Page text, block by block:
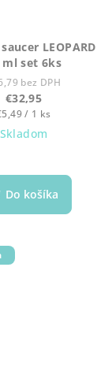
LEOPARD
ml set 6ks
bez DPH
€32,95
cena:
/ 1 ks
Skladom
Do košíka